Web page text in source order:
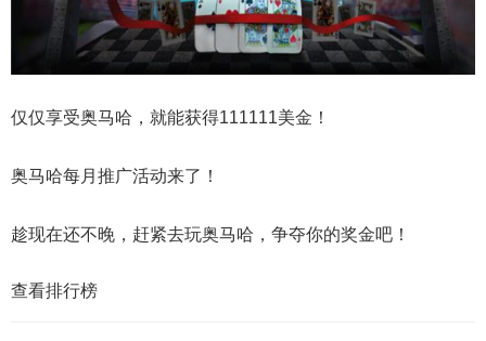
仅仅享受奥马哈，就能获得111111美金！
奥马哈每月推广活动来了！
趁现在还不晚，赶紧去玩奥马哈，争夺你的奖金吧！
查看排行榜